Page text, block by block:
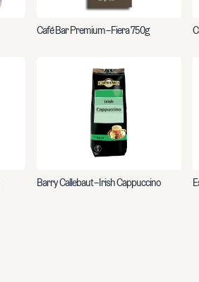
Café Bar Premium – Fiera 750g
Barry Callebaut – Irish Cappuccino